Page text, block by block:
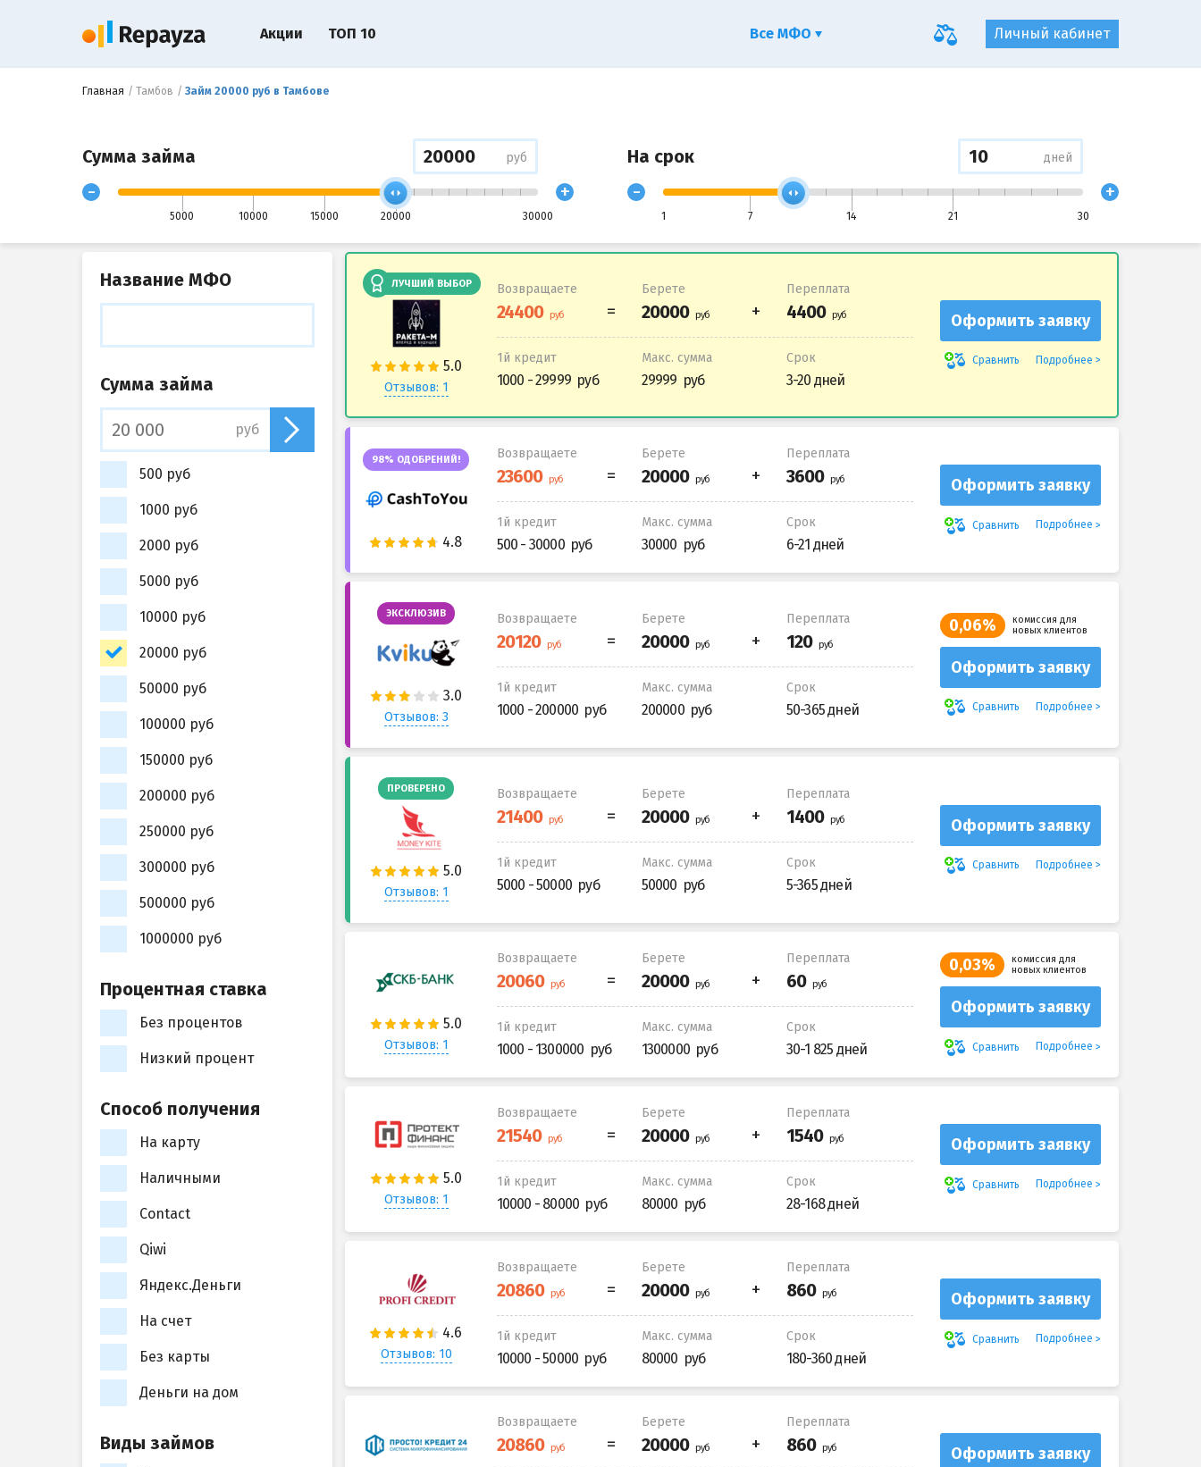
Главная Тамбов Займ 20000 руб в Тамбове
Сумма займа руб
-
5000 10000 15000 20000 30000
+
На срок дней
-
1 7 14 21 30
+
ЛУЧШИЙ ВЫБОР
Отзывов: 1
Возвращаете Берете Переплата
1й кредит
1000 - 29999
Макс. сумма
29999
Срок
3-20 дней
Оформить заявку
Сравнить Подробнее
98% ОДОБРЕНИЙ! Возвращаете Берете Переплата
1й кредит
500 - 30000
Макс. сумма
30000
Срок
6-21 дней
Оформить заявку
Сравнить Подробнее
ЭКСКЛЮЗИВ
Отзывов: 3
Возвращаете Берете Переплата
1й кредит
1000 - 200000
Макс. сумма
200000
Срок
50-365 дней
0,06%
комиссия для
новых клиентов
Оформить заявку
Сравнить Подробнее
ПРОВЕРЕНО
Отзывов: 1
Возвращаете Берете Переплата
1й кредит
5000 - 50000
Макс. сумма
50000
Срок
5-365 дней
Оформить заявку
Сравнить Подробнее
Отзывов: 1
Возвращаете Берете Переплата
1й кредит
1000 - 1300000
Макс. сумма
1300000
Срок
30-1 825 дней
0,03%
комиссия для
новых клиентов
Оформить заявку
Сравнить Подробнее
Отзывов: 1
Возвращаете Берете Переплата
1й кредит
10000 - 80000
Макс. сумма
80000
Срок
28-168 дней
Оформить заявку
Сравнить Подробнее
Отзывов: 10
Возвращаете Берете Переплата
1й кредит
10000 - 50000
Макс. сумма
80000
Срок
180-360 дней
Оформить заявку
Сравнить Подробнее
Возвращаете Берете Переплата
Оформить заявку
Название МФО
Сумма займа
руб
500 руб
1000 руб
2000 руб
5000 руб
10000 руб
20000 руб
50000 руб
100000 руб
150000 руб
200000 руб
250000 руб
300000 руб
500000 руб
1000000 руб
Процентная ставка
Без процентов
Низкий процент
Способ получения
На карту
Наличными
Contact
Qiwi
Яндекс.Деньги
На счет
Без карты
Деньги на дом
Виды займов
Личный кабинет
Акции ТОП 10 Все МФО